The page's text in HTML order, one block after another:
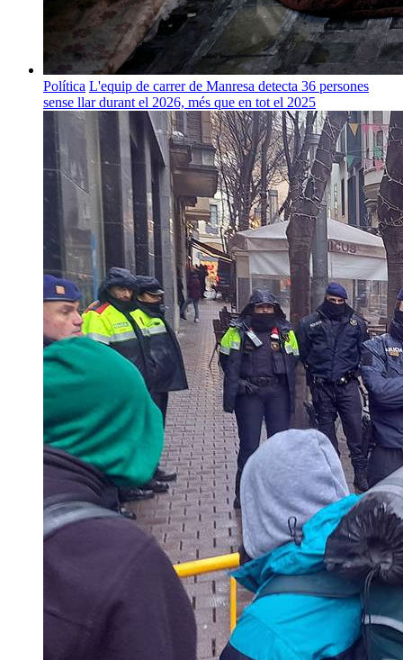
Política L'equip de carrer de Manresa detecta 36 persones
sense llar durant el 2026, més que en tot el 2025